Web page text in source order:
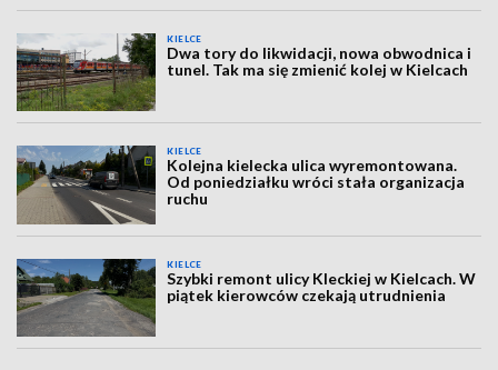
KIELCE
Dwa tory do likwidacji, nowa obwodnica i
tunel. Tak ma się zmienić kolej w Kielcach
KIELCE
Kolejna kielecka ulica wyremontowana.
Od poniedziałku wróci stała organizacja
ruchu
KIELCE
Szybki remont ulicy Kleckiej w Kielcach. W
piątek kierowców czekają utrudnienia